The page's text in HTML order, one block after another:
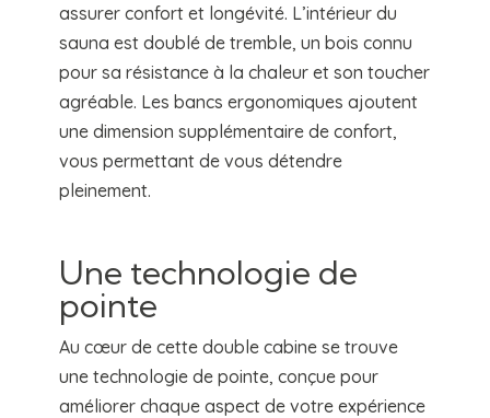
assurer confort et longévité. L’intérieur du
sauna est doublé de tremble, un bois connu
pour sa résistance à la chaleur et son toucher
agréable. Les bancs ergonomiques ajoutent
une dimension supplémentaire de confort,
vous permettant de vous détendre
pleinement.
Une technologie de
pointe
Au cœur de cette double cabine se trouve
une technologie de pointe, conçue pour
améliorer chaque aspect de votre expérience